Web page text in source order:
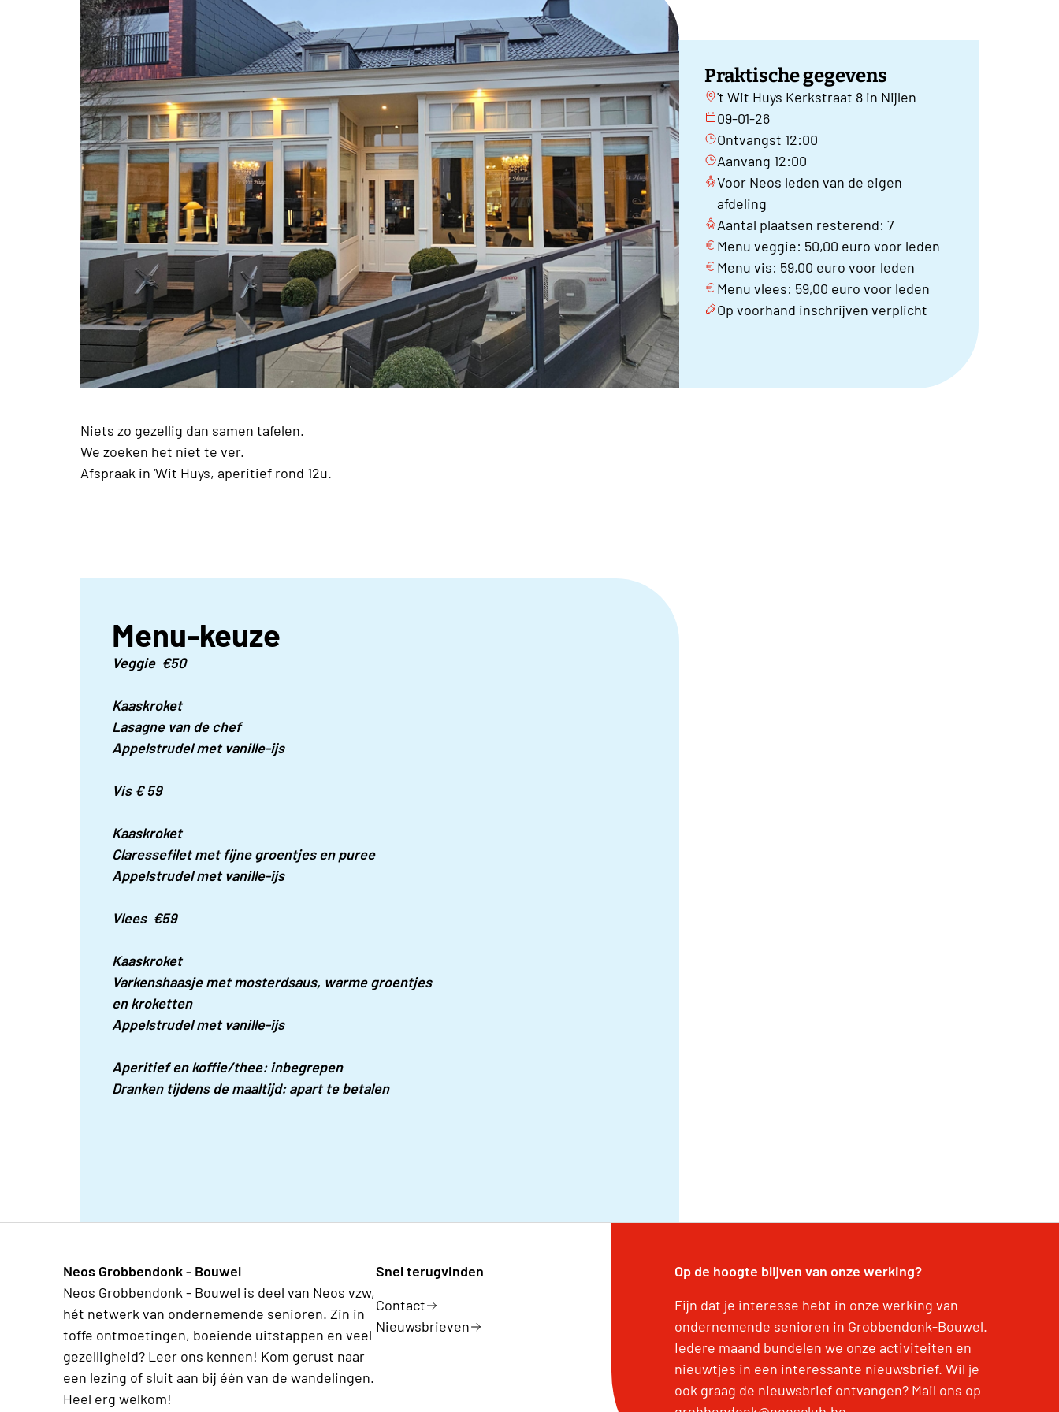
Praktische gegevens
't Wit Huys Kerkstraat 8 in Nijlen
09-01-26
Ontvangst 12:00
Aanvang 12:00
Voor Neos leden van de eigen
afdeling
Aantal plaatsen resterend: 7
Menu veggie: 50,00 euro voor leden
Menu vis: 59,00 euro voor leden
Menu vlees: 59,00 euro voor leden
Op voorhand inschrijven verplicht
Niets zo gezellig dan samen tafelen.
We zoeken het niet te ver.
Afspraak in 'Wit Huys, aperitief rond 12u.
Menu-keuze
Veggie €50
Kaaskroket
Lasagne van de chef
Appelstrudel met vanille-ijs
Vis € 59
Kaaskroket
Claressefilet met fijne groentjes en puree
Appelstrudel met vanille-ijs
Vlees €59
Kaaskroket
Varkenshaasje met mosterdsaus, warme groentjes
en kroketten
Appelstrudel met vanille-ijs
Aperitief en koffie/thee: inbegrepen
Dranken tijdens de maaltijd: apart te betalen
Neos Grobbendonk - Bouwel
Neos Grobbendonk - Bouwel is deel van Neos vzw,
hét netwerk van ondernemende senioren. Zin in
toffe ontmoetingen, boeiende uitstappen en veel
gezelligheid? Leer ons kennen! Kom gerust naar
een lezing of sluit aan bij één van de wandelingen.
Heel erg welkom!
Snel terugvinden
Contact
Nieuwsbrieven
Op de hoogte blijven van onze werking?
Fijn dat je interesse hebt in onze werking van
ondernemende senioren in Grobbendonk-Bouwel.
Iedere maand bundelen we onze activiteiten en
nieuwtjes in een interessante nieuwsbrief. Wil je
ook graag de nieuwsbrief ontvangen? Mail ons op